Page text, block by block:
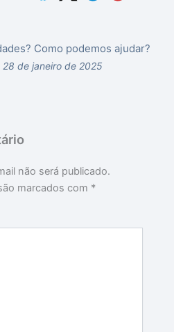
Como podemos ajudar?
de janeiro de 2025
não será publicado.
marcados com *